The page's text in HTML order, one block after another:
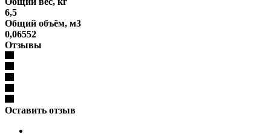
6,5
Общий объём, м3
0,06552
Отзывы
Оставить отзыв